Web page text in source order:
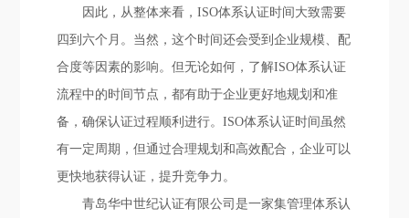
因此，从整体来看，ISO体系认证时间大致需要
四到六个月。当然，这个时间还会受到企业规模、配
合度等因素的影响。但无论如何，了解ISO体系认证
流程中的时间节点，都有助于企业更好地规划和准
备，确保认证过程顺利进行。ISO体系认证时间虽然
有一定周期，但通过合理规划和高效配合，企业可以
更快地获得认证，提升竞争力。
青岛华中世纪认证有限公司是一家集管理体系认